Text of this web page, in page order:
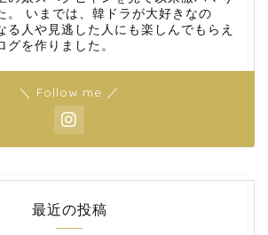
。 いまでは、韓ドラが大好きなの
る人や見逃した人にも楽しんでもらえ
グを作りました。
＼ Follow me ／
最近の投稿